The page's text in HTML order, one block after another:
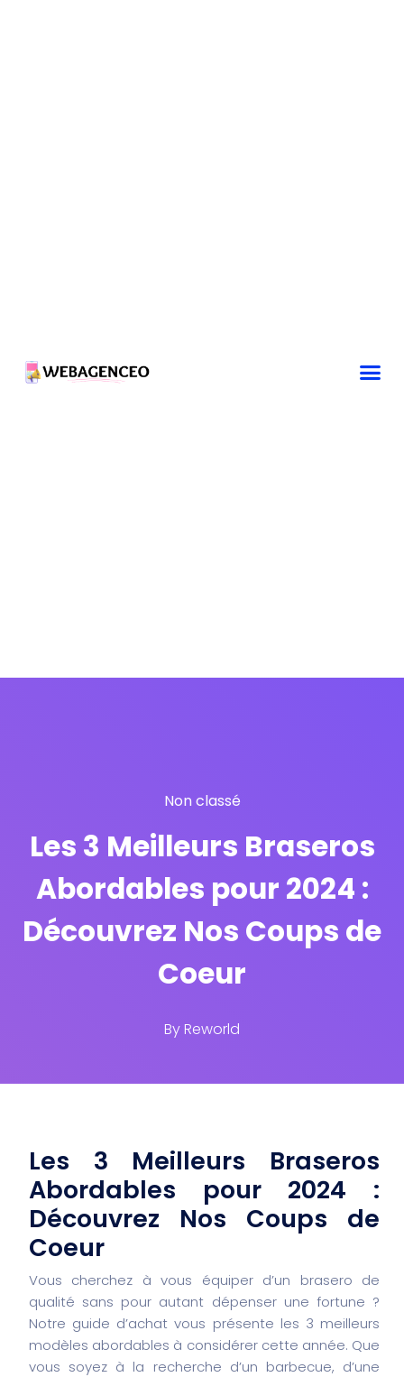
Non classé
Les 3 Meilleurs Braseros
Abordables pour 2024 :
Découvrez Nos Coups de
Coeur
ByReworld
Les 3 Meilleurs Braseros
Abordables pour 2024 :
Découvrez Nos Coups de
Coeur
Vous cherchez à vous équiper d’un brasero de
qualité sans pour autant dépenser une fortune ?
Notre guide d’achat vous présente les 3 meilleurs
modèles abordables à considérer cette année. Que
vous soyez à la recherche d’un barbecue, d’une